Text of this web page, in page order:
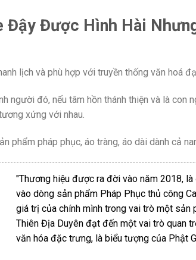
Đậy Được Hình Hài
lịch và phù hợp với truyền thống văn hoá
người đó, nếu tâm hồn thánh thiện và là con
xứng với nhau.
phẩm pháp phục, áo tràng, áo dài dành cả
"Thương hiệu được ra đời vào năm 2018,
vào dòng sản phẩm Pháp Phục thủ công
giá trị của chính mình trong vai trò một sản
Thiên Địa Duyên đạt đến một vai trò quan
văn hóa đặc trưng, là biểu tượng của Phật